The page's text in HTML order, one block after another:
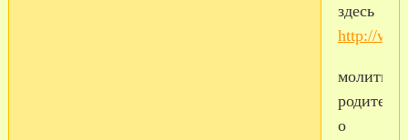
здесь
http://
молитва
о